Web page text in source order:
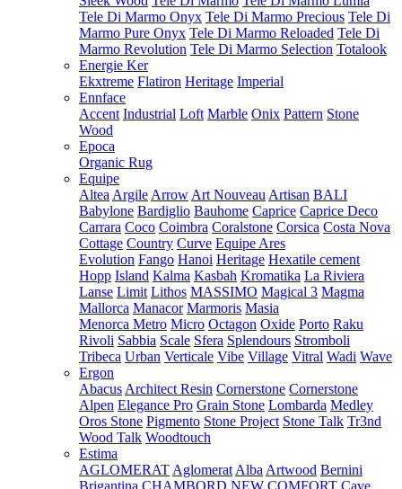
Tele Di Marmo Onyx Tele Di Marmo Precious Tele Di
Marmo Pure Onyx Tele Di Marmo Reloaded Tele Di
Marmo Revolution Tele Di Marmo Selection Totalook
Energie Ker
Ekxtreme Flatiron Heritage Imperial
Ennface
Accent Industrial Loft Marble Onix Pattern Stone
Wood
Epoca
Organic Rug
Equipe
Altea Argile Arrow Art Nouveau Artisan BALI
Babylone Bardiglio Bauhome Caprice Caprice Deco
Carrara Coco Coimbra Coralstone Corsica Costa Nova
Cottage Country Curve Equipe Ares
Evolution Fango Hanoi Heritage Hexatile cement
Hopp Island Kalma Kasbah Kromatika La Riviera
Lanse Limit Lithos MASSIMO Magical 3 Magma
Mallorca Manacor Marmoris Masia
Menorca Metro Micro Octagon Oxide Porto Raku
Rivoli Sabbia Scale Sfera Splendours Stromboli
Tribeca Urban Verticale Vibe Village Vitral Wadi Wave
Ergon
Abacus Architect Resin Cornerstone Cornerstone
Alpen Elegance Pro Grain Stone Lombarda Medley
Oros Stone Pigmento Stone Project Stone Talk Tr3nd
Wood Talk Woodtouch
Estima
AGLOMERAT Aglomerat Alba Artwood Bernini